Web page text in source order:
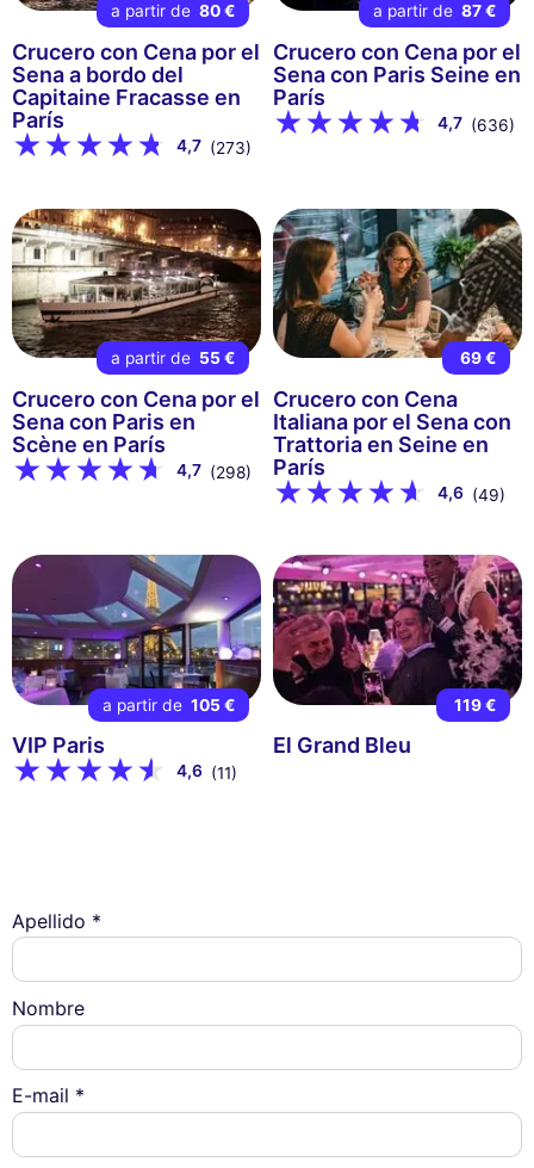
a partir de 80 €
Crucero con Cena por el
Sena a bordo del
Capitaine Fracasse en
París
4,7 (273)
a partir de 87 €
Crucero con Cena por el
Sena con Paris Seine en
París
4,7 (636)
a partir de 55 €
Crucero con Cena por el
Sena con Paris en
Scène en París
4,7 (298)
69 €
Crucero con Cena
Italiana por el Sena con
Trattoria en Seine en
París
4,6 (49)
a partir de 105 €
VIP Paris
4,6 (11)
119 €
El Grand Bleu
Apellido *
Nombre
E-mail *